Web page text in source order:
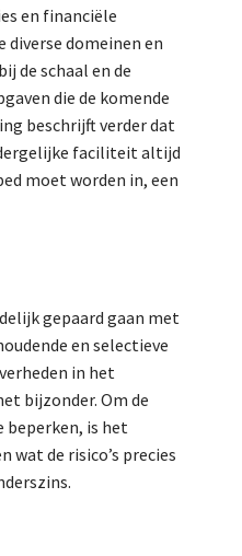
en financiële
diverse domeinen en
de schaal en de
die de komende
beschrijft verder dat
faciliteit altijd
moet worden in, een
gepaard gaan met
en selectieve
in het
bijzonder. Om de
is het
wat de risico’s precies